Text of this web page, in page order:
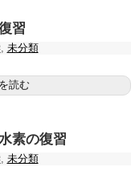
習
, 未分類
読む
素の復習
, 未分類